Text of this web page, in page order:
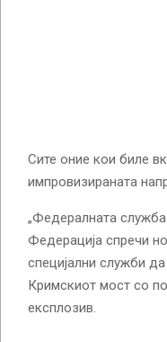
Сите оние кои биле
импровизираната
„Федералната
Федерација спречи
специјални служби
Кримскиот мост со
експлозив.